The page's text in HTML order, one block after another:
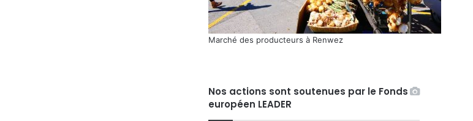
Marché des producteurs à Renwez
Nos actions sont soutenues par le Fonds
européen LEADER